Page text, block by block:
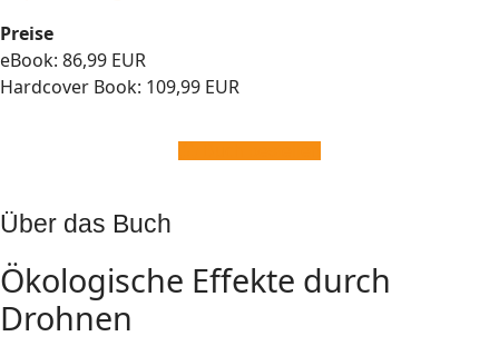
Preise
eBook: 86,99 EUR
Hardcover Book: 109,99 EUR
Über das Buch
Ökologische Effekte durch
Drohnen